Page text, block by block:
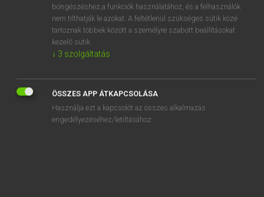
SZOTAR.NET APPLIKÁCIÓ
ONLINE NYELVVIZSGA
böngészéshez,a funkciók használatához, és a felhasználók
nem tilthatják le azokat. A feltétlenül szükséges sütik közé
tartoznak többek között a személyre szabott beállításokat
kezelő sütik.
↓ 3 szolgáltatás
ÖSSZES APP ÁTKAPCSOLÁSA
Használja ezt a kapcsolót az összes alkalmazás
engedélyezéséhez/letiltásához.